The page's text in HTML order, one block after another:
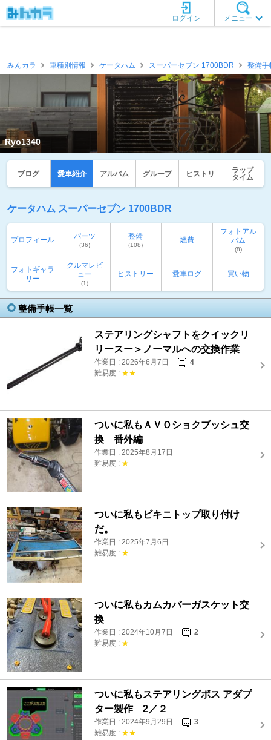
メニュー
ログイン
みんカラ 車種別情報 ケータハム スーパーセブン 1700BDR 整備手
Ryo1340
ブログ 愛車紹介 アルバム グループ ヒストリ
ラップ
タイム
ケータハム スーパーセブン 1700BDR
プロフィール パーツ
(36)
整備
(108)
燃費
フォトアル
バム
(8)
フォトギャラ
リー
クルマレビ
ュー
(1)
ヒストリー 愛車ログ 買い物
整備手帳一覧
ステアリングシャフトをクイックリ
リースー＞ノーマルへの交換作業
作業日 : 2026年6月7日
4
難易度 : ★★
ついに私もＡＶＯショクブッシュ交
換 番外編
作業日 : 2025年8月17日
難易度 : ★
ついに私もビキニトップ取り付け
だ。
作業日 : 2025年7月6日
難易度 : ★
ついに私もカムカバーガスケット交
換
作業日 : 2024年10月7日
2
難易度 : ★
ついに私もステアリングボス アダプ
ター製作 2／２
作業日 : 2024年9月29日
3
難易度 : ★★